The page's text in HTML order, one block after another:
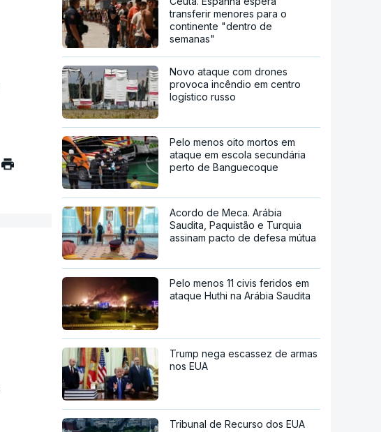
transferir menores para o
continente "dentro de
semanas"
Novo ataque com drones
provoca incêndio em centro
logístico russo
Pelo menos oito mortos em
ataque em escola secundária
perto de Banguecoque
Acordo de Meca. Arábia
Saudita, Paquistão e Turquia
assinam pacto de defesa mútua
Pelo menos 11 civis feridos em
ataque Huthi na Arábia Saudita
Trump nega escassez de armas
nos EUA
Tribunal de Recurso dos EUA